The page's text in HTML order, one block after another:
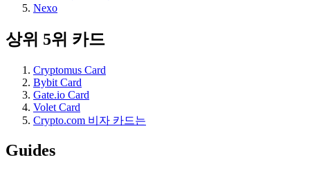
Nexo
상위 5위 카드
Cryptomus Card
Bybit Card
Gate.io Card
Volet Card
Crypto.com 비자 카드는
Guides